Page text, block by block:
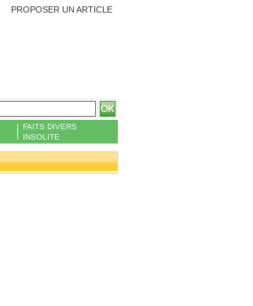
PROPOSER UN ARTICLE
FAITS DIVERS
INSOLITE